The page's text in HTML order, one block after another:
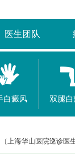
医生团队
白癜风 双腿
上海华山医院巡诊医